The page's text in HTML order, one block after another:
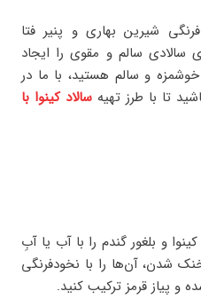
شیرین بهاری و پنیر فتا
سالادی سالم و مقوی را ایجاد
و سالم هستید، با ما در
تا با طرز تهیه سالاد کینوا با
و بلغور گندم را با آب یا آبِ
شدن، آن‌ها را با نخودفرنگی
و پیاز قرمز ترکیب کنید.